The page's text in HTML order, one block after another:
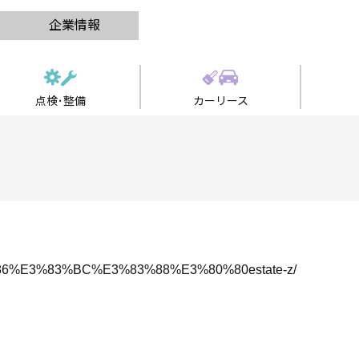
企業情報
点検･整備 カーリース
z/